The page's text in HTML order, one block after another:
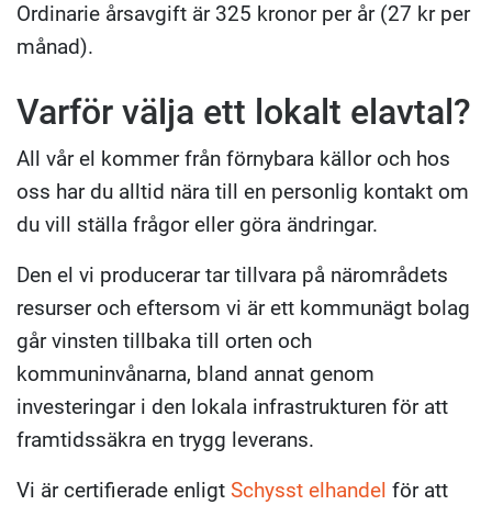
Ordinarie årsavgift är 325 kronor per år (27 kr per
månad).
Varför välja ett lokalt elavtal?
All vår el kommer från förnybara källor och hos
oss har du alltid nära till en personlig kontakt om
du vill ställa frågor eller göra ändringar.
Den el vi producerar tar tillvara på närområdets
resurser och eftersom vi är ett kommunägt bolag
går vinsten tillbaka till orten och
kommuninvånarna, bland annat genom
investeringar i den lokala infrastrukturen för att
framtidssäkra en trygg leverans.
Vi är certifierade enligt Schysst elhandel för att